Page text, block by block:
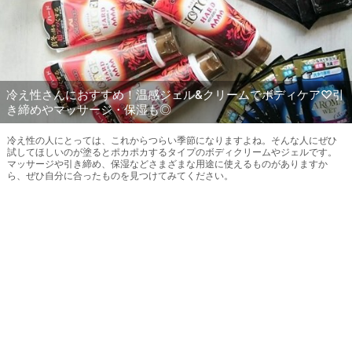
冷え性さんにおすすめ！温感ジェル&クリームでボディケア♡引
き締めやマッサージ・保湿も◎
冷え性の人にとっては、これからつらい季節になりますよね。そんな人にぜひ
試してほしいのが塗るとポカポカするタイプのボディクリームやジェルです。
マッサージや引き締め、保湿などさまざまな用途に使えるものがありますか
ら、ぜひ自分に合ったものを見つけてみてください。